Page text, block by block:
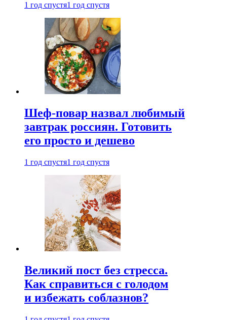
1 год спустя1 год спустя
Шеф-повар назвал любимый
завтрак россиян. Готовить
его просто и дешево
1 год спустя1 год спустя
Великий пост без стресса.
Как справиться с голодом
и избежать соблазнов?